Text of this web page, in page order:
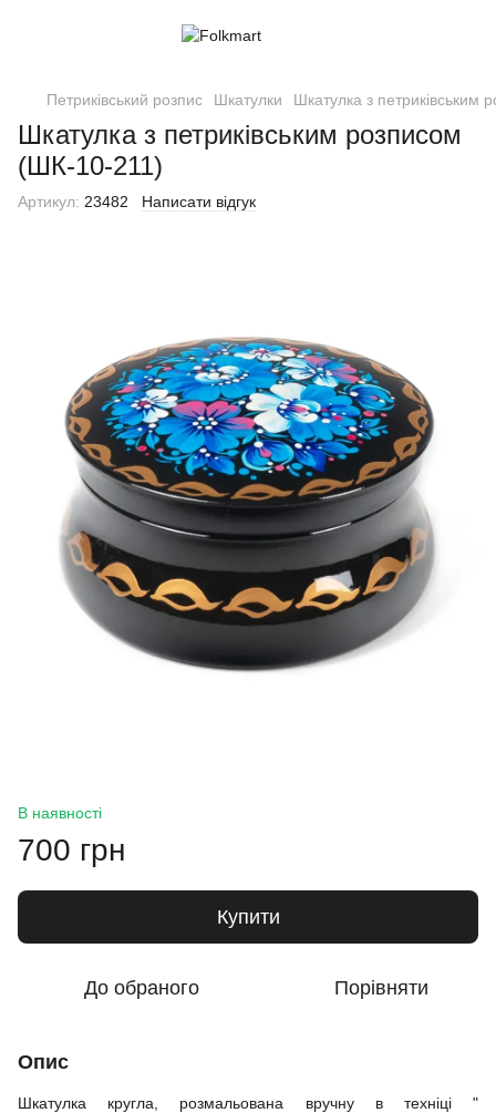
Петриківський розпис Шкатулки Шкатулка з
Шкатулка з петриківським розписом
(ШК-10-211)
Артикул: 23482 Написати відгук
В наявності
700 грн
Купити
До обраного Порівняти
Опис
Шкатулка кругла, розмальована вручну в техніці "